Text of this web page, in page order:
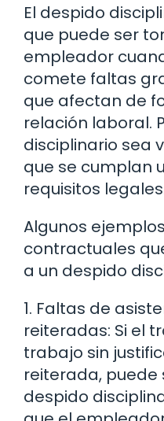
El despido
que puede ser
empleador
comete faltas
que afectan de
relación laboral.
disciplinario sea
que se cumplan
requisitos
Algunos
contractuales
a un despido
1. Faltas de
reiteradas: Si el
trabajo sin
reiterada, puede
despido